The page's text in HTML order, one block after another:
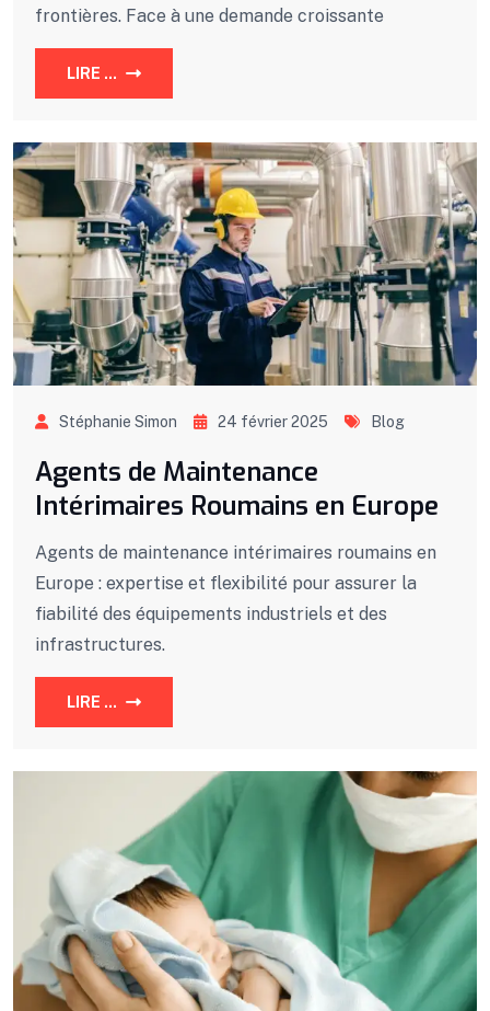
frontières. Face à une demande croissante
LIRE ...
Stéphanie Simon 24 février 2025 Blog
Agents de Maintenance
Intérimaires Roumains en Europe
Agents de maintenance intérimaires roumains en
Europe : expertise et flexibilité pour assurer la
fiabilité des équipements industriels et des
infrastructures.
LIRE ...